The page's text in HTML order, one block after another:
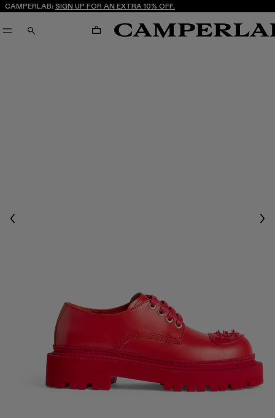
CAMPERLAB: SIGN UP FOR AN EXTRA 10% OFF.
ΑΝΑΖΉΤΗΣΗΚΑΛΆΘΙ
Previous